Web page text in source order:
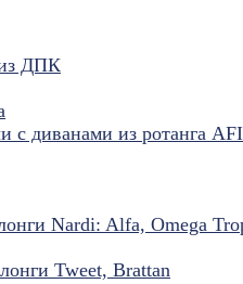
ДПК
с диванами из ротанга
Nardi: Alfa, Omega
Tweet, Brattan